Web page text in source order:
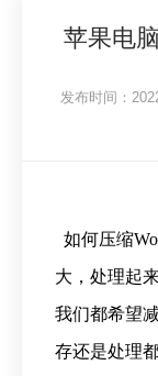
苹果电
发布时间：
如何压缩
大，处理起
我们都希望
存还是处理